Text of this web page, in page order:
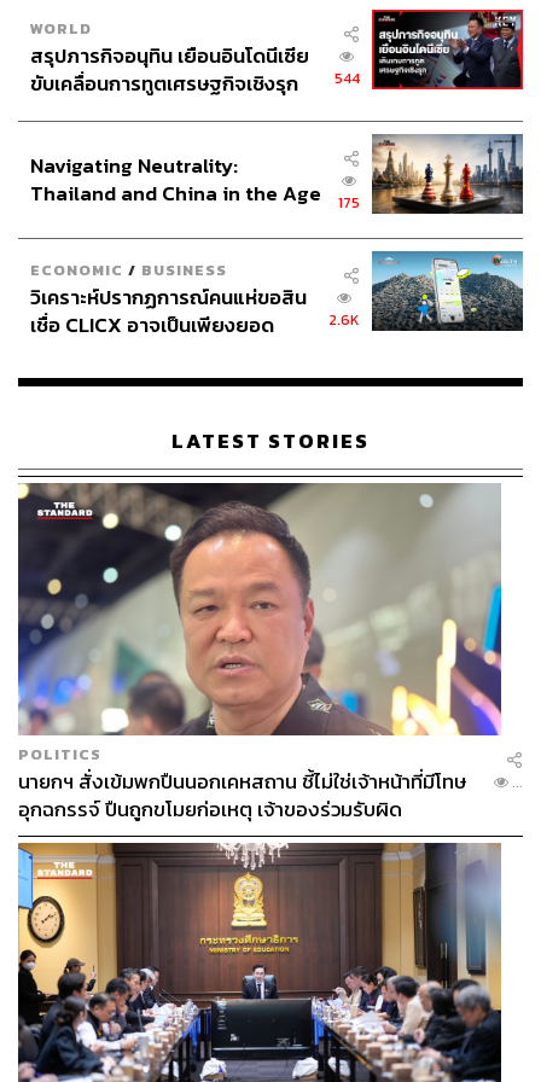
WORLD
สรุปภารกิจอนุทิน เยือนอินโดนีเซีย
ขับเคลื่อนการทูตเศรษฐกิจเชิงรุก
544
Navigating Neutrality:
Thailand and China in the Age
175
ECONOMIC / BUSINESS
วิเคราะห์ปรากฏการณ์คนแห่ขอสิน
เชื่อ CLICX อาจเป็นเพียงยอด
เรือนไทยที่ถูกซุกไว้
2.6K
LATEST STORIES
POLITICS
นายกฯ สั่งเข้มพกปืนนอกเคหสถาน ชี้ไม่ใช่เจ้าหน้าที่มีโทษ
อุกฉกรรจ์ ปืนถูกขโมยก่อเหตุ เจ้าของร่วมรับผิด
...